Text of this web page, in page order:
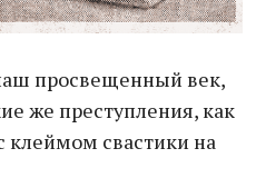
просвещенный век,
же преступления, как
клеймом свастики на